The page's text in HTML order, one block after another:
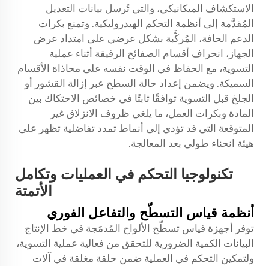
الاستكشاف الميكانيكي، والتي تُرسل بيانات التعديل
المُقدَّمة إلى أنظمة التحكم الهيدروليكية. وتمنع بكرات
الدعم الحافة، المُركَّبة بشكل عرضي على امتداد عرض
الجهاز، انحراف أقسام الصفائح الرقيقة أثناء عملية
التسوية، مع الحفاظ في الوقت نفسه على محاذاة الأقسام
السميكة. ويضمن إعداد حالة السطح عبر إزالة القشور أو
الجلخ قبل التسوية توافقًا ثابتًا في خصائص الاحتكاك بين
المادة وبكرات العمل، ما يلغي ظروف الانزلاق غير
المتوقعة التي قد تؤدي إلى أنماط تمدد تفاضلية تظهر على
هيئة انحناء طولي بعد المعالجة.
تكنولوجيا التحكم في العمليات وتكامل
الأتمتة
أنظمة قياس التسطّح والتفاعل الفوري
توفر أجهزة قياس تسطّح الألواح المُدمَجة في خط الإنتاج
البيانات الكمية الضرورية للتحقق من فعالية عملية التسوية،
ولتمكين التحكم في العملية ضمن حلقة مغلقة في آلات